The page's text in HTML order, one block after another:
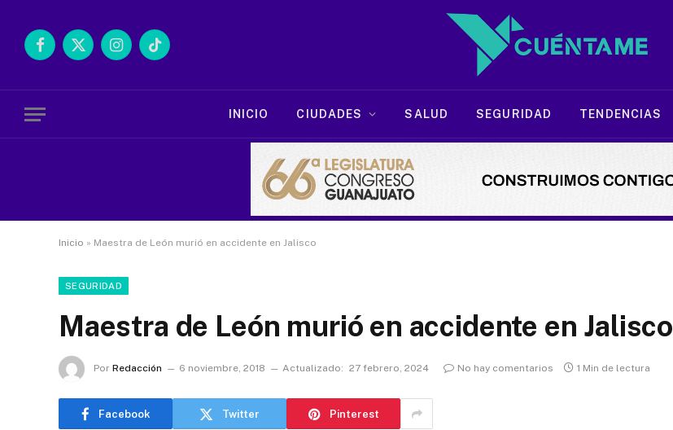
Facebook
X
InstagramTikTok
INICIO CIUDADES SALUD SEGURIDAD TENDENCIAS
Inicio » Maestra de León murió en accidente en Jalisco
SEGURIDAD
Maestra de León murió en accidente en Jalisco
Por Redacción 6 noviembre, 2018 Actualizado: 27 febrero, 2024 No hay comentarios 1 Min de lectura
Facebook Twitter Pinterest